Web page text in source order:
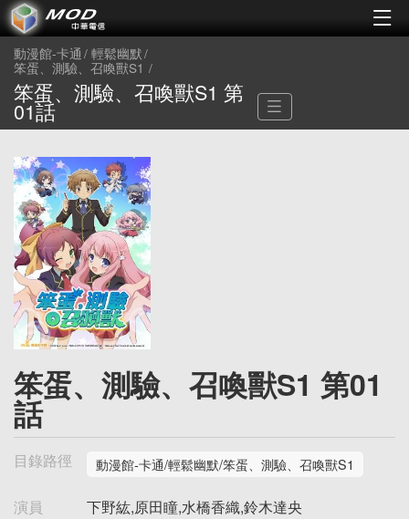
動漫館-卡通 輕鬆幽默
笨蛋、測驗、召喚獸S1
笨蛋、測驗、召喚獸S1 第
01話
笨蛋、測驗、召喚獸S1 第01
話
目錄路徑 動漫館-卡通/輕鬆幽默/笨蛋、測驗、召喚獸S1
演員
下野紘,原田瞳,水橋香織,鈴木達央